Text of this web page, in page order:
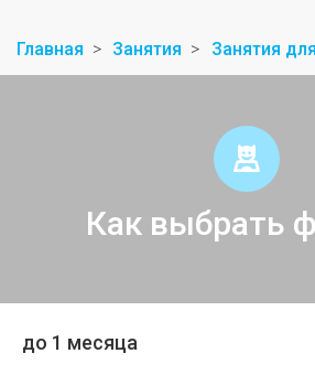
Главная Занятия Занятия
Как выбрать
до 1 месяца